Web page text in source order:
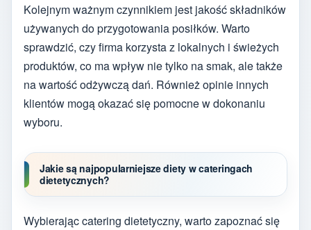
Kolejnym ważnym czynnikiem jest jakość składników
używanych do przygotowania posiłków. Warto
sprawdzić, czy firma korzysta z lokalnych i świeżych
produktów, co ma wpływ nie tylko na smak, ale także
na wartość odżywczą dań. Również opinie innych
klientów mogą okazać się pomocne w dokonaniu
wyboru.
Jakie są najpopularniejsze diety w cateringach
dietetycznych?
Wybierając catering dietetyczny, warto zapoznać się